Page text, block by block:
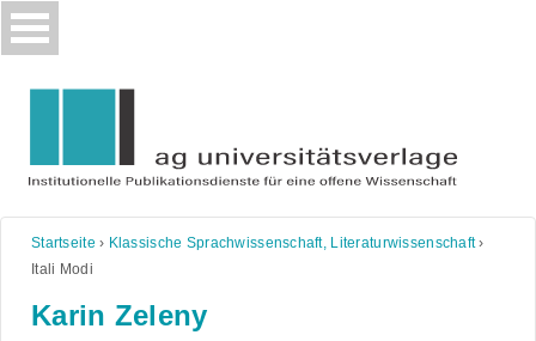
Skip
to
Startseite › Klassische Sprachwissenschaft, Literaturwissenschaft›
Itali Modi
Karin Zeleny